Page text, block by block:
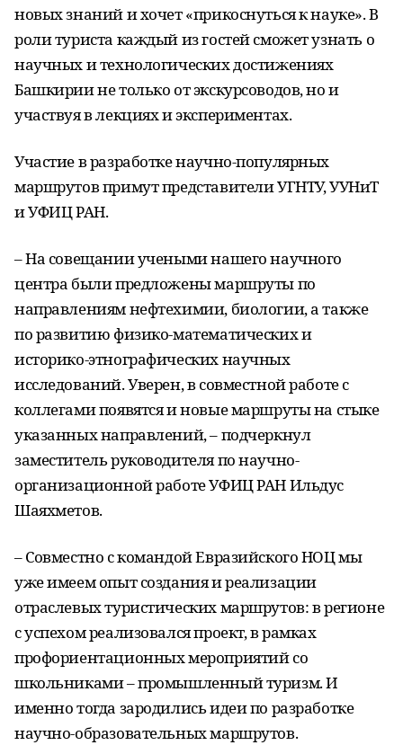
новых знаний и хочет «прикоснуться к науке». В
роли туриста каждый из гостей сможет узнать о
научных и технологических достижениях
Башкирии не только от экскурсоводов, но и
участвуя в лекциях и экспериментах.
Участие в разработке научно-популярных
маршрутов примут представители УГНТУ, УУНиТ
и УФИЦ РАН.
– На совещании учеными нашего научного
центра были предложены маршруты по
направлениям нефтехимии, биологии, а также
по развитию физико-математических и
историко-этнографических научных
исследований. Уверен, в совместной работе с
коллегами появятся и новые маршруты на стыке
указанных направлений, – подчеркнул
заместитель руководителя по научно-
организационной работе УФИЦ РАН Ильдус
Шаяхметов.
– Совместно с командой Евразийского НОЦ мы
уже имеем опыт создания и реализации
отраслевых туристических маршрутов: в регионе
с успехом реализовался проект, в рамках
профориентационных мероприятий со
школьниками – промышленный туризм. И
именно тогда зародились идеи по разработке
научно-образовательных маршрутов.